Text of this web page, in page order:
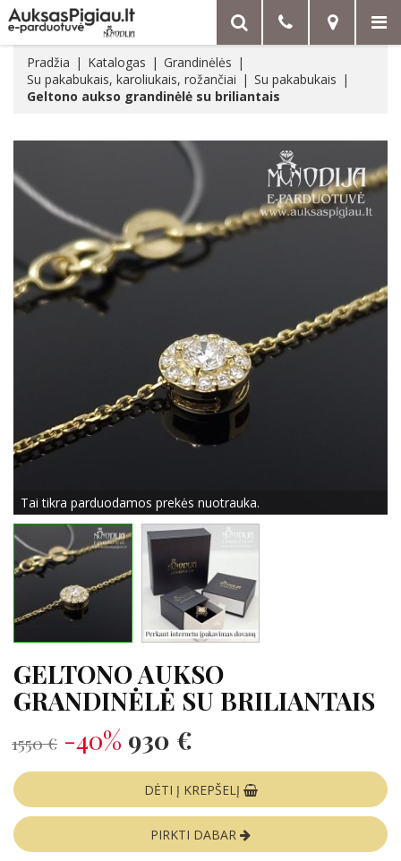
Pradžia Katalogas
Grandinėlės
Su pakabukais, karoliukais, rožančiai
Su pakabukais
Geltono aukso grandinėlė su briliantais
Tai tikra parduodamos prekės nuotrauka.
GELTONO AUKSO
GRANDINĖLĖ SU BRILIANTAIS
1550 € -40% 930 €
DĖTI Į KREPŠELĮ
PIRKTI DABAR